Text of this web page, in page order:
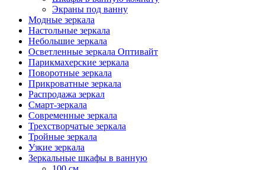
Экраны под ванну
Модные зеркала
Настольные зеркала
Небольшие зеркала
Осветленные зеркала Оптивайт
Парикмахерские зеркала
Поворотные зеркала
Прикроватные зеркала
Распродажа зеркал
Смарт-зеркала
Современные зеркала
Трехстворчатые зеркала
Тройные зеркала
Узкие зеркала
Зеркальные шкафы в ванную